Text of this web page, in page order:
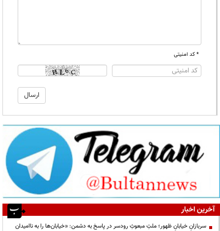
* کد امنیتی
آخرین اخبار
سربازانِ خیابانِ ظهور؛ ملتِ مبعوثِ رودسر در پاسخ به دشمن: «خیابان‌ها را به ناامیدان